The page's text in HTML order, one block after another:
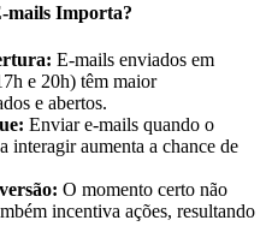
mails Importa?
E-mails enviados em
e 20h) têm maior
e abertos.
Enviar e-mails quando o
interagir aumenta a chance de
O momento certo não
incentiva ações, resultando